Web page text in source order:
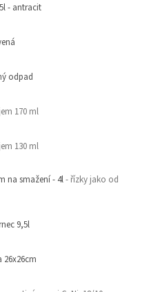
- antracit
odpad
170 ml
130 ml
na smažení - 4l- řízky jako od
9,5l